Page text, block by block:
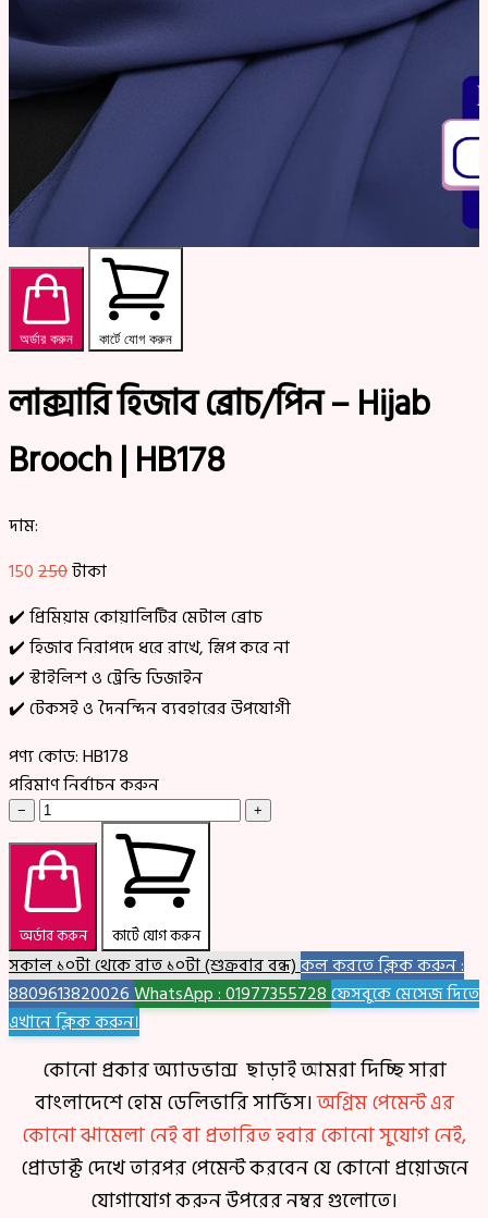
অর্ডার করুন কার্টে যোগ করুন
লাক্সারি হিজাব ব্রোচ/পিন – Hijab
Brooch | HB178
দাম:
150250টাকা
✔️ প্রিমিয়াম কোয়ালিটির মেটাল ব্রোচ
✔️ হিজাব নিরাপদে ধরে রাখে, স্লিপ করে না
✔️ স্টাইলিশ ও ট্রেন্ডি ডিজাইন
✔️ টেকসই ও দৈনন্দিন ব্যবহারের উপযোগী
পণ্য কোড:HB178
পরিমাণ নির্বাচন করুন
− +
অর্ডার করুন কার্টে যোগ করুন
সকাল ১০টা থেকে রাত ১০টা (শুক্রবার বন্ধ)কল করতে ক্লিক করুন :
8809613820026WhatsApp : 01977355728ফেসবুকে মেসেজ দিতে
এখানে ক্লিক করুন।
কোনো প্রকার অ্যাডভান্স ছাড়াই আমরা দিচ্ছি সারা
বাংলাদেশে হোম ডেলিভারি সার্ভিস।অগ্রিম পেমেন্ট এর
কোনো ঝামেলা নেই বা প্রতারিত হবার কোনো সুযোগ নেই,
প্রোডাক্ট দেখে তারপর পেমেন্ট করবেন যে কোনো প্রয়োজনে
যোগাযোগ করুন উপরের নম্বর গুলোতে।